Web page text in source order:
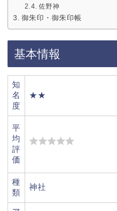
佐野神
御朱印・御朱印帳
基本情報
知
名
度
★★
平
均
評
価
種
類
神社